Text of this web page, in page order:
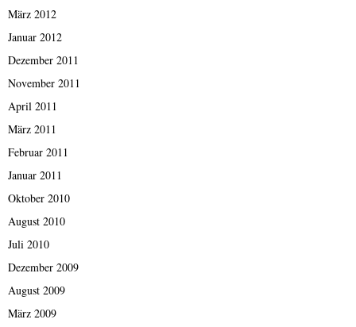
März 2012
Januar 2012
Dezember 2011
November 2011
April 2011
März 2011
Februar 2011
Januar 2011
Oktober 2010
August 2010
Juli 2010
Dezember 2009
August 2009
März 2009